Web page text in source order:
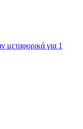
μεταφορικά για 1